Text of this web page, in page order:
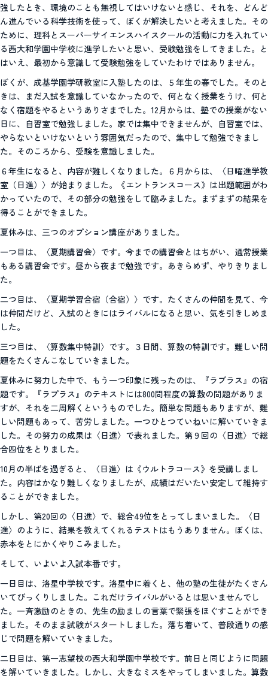
強したとき、環境のことも無視してはいけないと感じ、それを、どんど
ん進んでいる科学技術を使って、ぼくが解決したいと考えました。その
ために、理科とスーパーサイエンスハイスクールの活動に力を入れてい
る西大和学園中学校に進学したいと思い、受験勉強をしてきました。と
はいえ、最初から意識して受験勉強をしていたわけではありません。
ぼくが、成基学園学研教室に入塾したのは、５年生の春でした。そのと
きは、まだ入試を意識していなかったので、何となく授業をうけ、何と
なく宿題をやるというありさまでした。12月からは、塾での授業がない
日に、自習室で勉強しました。家では集中できませんが、自習室では、
やらないといけないという雰囲気だったので、集中して勉強できまし
た。そのころから、受験を意識しました。
６年生になると、内容が難しくなりました。６月からは、〈日曜進学教
室（日進）〉が始まりました。《エントランスコース》は出題範囲がわ
かっていたので、その部分の勉強をして臨みました。まずまずの結果を
得ることができました。
夏休みは、三つのオプション講座がありました。
一つ目は、〈夏期講習会〉です。今までの講習会とはちがい、通常授業
もある講習会です。昼から夜まで勉強です。あきらめず、やりきりまし
た。
二つ目は、〈夏期学習合宿（合宿）〉です。たくさんの仲間を見て、今
は仲間だけど、入試のときにはライバルになると思い、気を引きしめま
した。
三つ目は、〈算数集中特訓〉です。３日間、算数の特訓です。難しい問
題をたくさんこなしていきました。
夏休みに努力した中で、もう一つ印象に残ったのは、『ラプラス』の宿
題です。『ラプラス』のテキストには800問程度の算数の問題がありま
すが、それを二周解くというものでした。簡単な問題もありますが、難
しい問題もあって、苦労しました。一つひとつていねいに解いていきま
した。その努力の成果は〈日進〉で表れました。第９回の〈日進〉で総
合四位をとりました。
10月の半ばを過ぎると、〈日進〉は《ウルトラコース》を受講しまし
た。内容はかなり難しくなりましたが、成績はだいたい安定して維持す
ることができました。
しかし、第20回の〈日進〉で、総合49位をとってしまいました。〈日
進〉のように、結果を教えてくれるテストはもうありません。ぼくは、
赤本をとにかくやりこみました。
そして、いよいよ入試本番です。
一日目は、洛星中学校です。洛星中に着くと、他の塾の生徒がたくさん
いてびっくりしました。これだけライバルがいるとは思いませんでし
た。一斉激励のときの、先生の励ましの言葉で緊張をほぐすことができ
ました。そのまま試験がスタートしました。落ち着いて、普段通りの感
じで問題を解いていきました。
二日目は、第一志望校の西大和学園中学校です。前日と同じように問題
を解いていきました。しかし、大きなミスをやってしまいました。算数